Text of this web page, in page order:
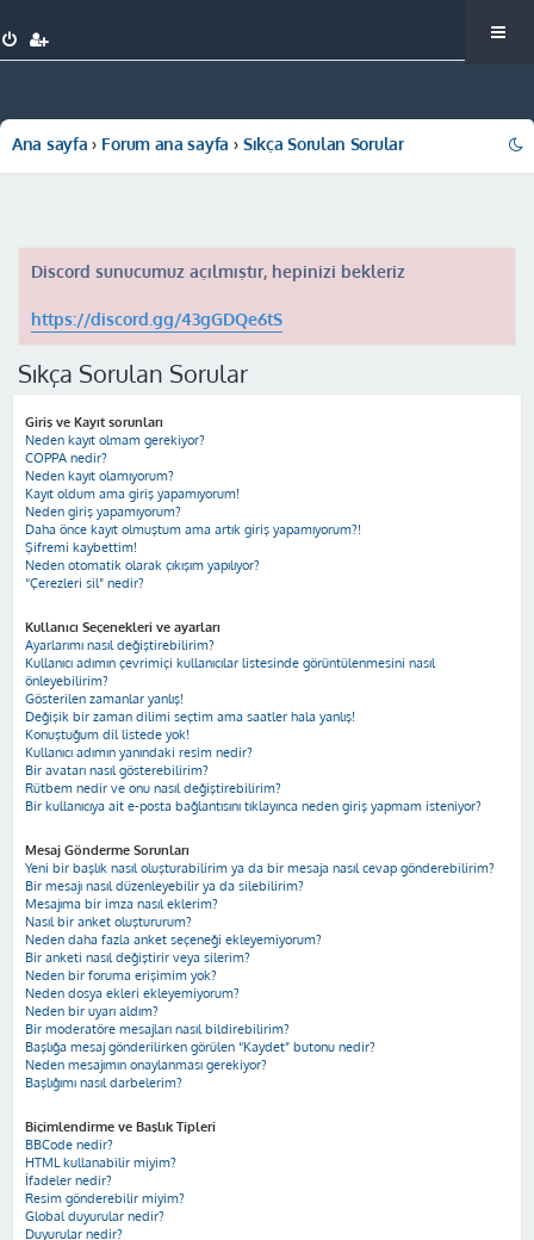
Ana sayfa Forum ana sayfa Sıkça Sorulan Sorular
Discord sunucumuz açılmıştır, hepinizi bekleriz
https://discord.gg/43gGDQe6tS
Sıkça Sorulan Sorular
Giriş ve Kayıt sorunları
Neden kayıt olmam gerekiyor?
COPPA nedir?
Neden kayıt olamıyorum?
Kayıt oldum ama giriş yapamıyorum!
Neden giriş yapamıyorum?
Daha önce kayıt olmuştum ama artık giriş yapamıyorum?!
Şifremi kaybettim!
Neden otomatik olarak çıkışım yapılıyor?
“Çerezleri sil” nedir?
Kullanıcı Seçenekleri ve ayarları
Ayarlarımı nasıl değiştirebilirim?
Kullanıcı adımın çevrimiçi kullanıcılar listesinde görüntülenmesini nasıl
önleyebilirim?
Gösterilen zamanlar yanlış!
Değişik bir zaman dilimi seçtim ama saatler hala yanlış!
Konuştuğum dil listede yok!
Kullanıcı adımın yanındaki resim nedir?
Bir avatarı nasıl gösterebilirim?
Rütbem nedir ve onu nasıl değiştirebilirim?
Bir kullanıcıya ait e-posta bağlantısını tıklayınca neden giriş yapmam isteniyor?
Mesaj Gönderme Sorunları
Yeni bir başlık nasıl oluşturabilirim ya da bir mesaja nasıl cevap gönderebilirim?
Bir mesajı nasıl düzenleyebilir ya da silebilirim?
Mesajıma bir imza nasıl eklerim?
Nasıl bir anket oluştururum?
Neden daha fazla anket seçeneği ekleyemiyorum?
Bir anketi nasıl değiştirir veya silerim?
Neden bir foruma erişimim yok?
Neden dosya ekleri ekleyemiyorum?
Neden bir uyarı aldım?
Bir moderatöre mesajları nasıl bildirebilirim?
Başlığa mesaj gönderilirken görülen “Kaydet” butonu nedir?
Neden mesajımın onaylanması gerekiyor?
Başlığımı nasıl darbelerim?
Biçimlendirme ve Başlık Tipleri
BBCode nedir?
HTML kullanabilir miyim?
İfadeler nedir?
Resim gönderebilir miyim?
Global duyurular nedir?
Duyurular nedir?